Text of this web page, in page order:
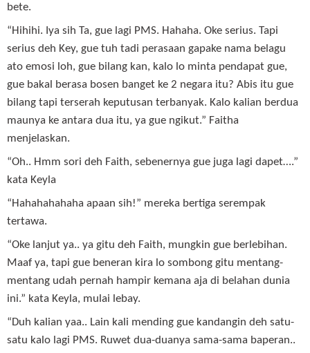
bete.
“Hihihi. Iya sih Ta, gue lagi PMS. Hahaha. Oke serius. Tapi
serius deh Key, gue tuh tadi perasaan gapake nama belagu
ato emosi loh, gue bilang kan, kalo lo minta pendapat gue,
gue bakal berasa bosen banget ke 2 negara itu? Abis itu gue
bilang tapi terserah keputusan terbanyak. Kalo kalian berdua
maunya ke antara dua itu, ya gue ngikut.” Faitha
menjelaskan.
“Oh.. Hmm sori deh Faith, sebenernya gue juga lagi dapet….”
kata Keyla
“Hahahahahaha apaan sih!” mereka bertiga serempak
tertawa.
“Oke lanjut ya.. ya gitu deh Faith, mungkin gue berlebihan.
Maaf ya, tapi gue beneran kira lo sombong gitu mentang-
mentang udah pernah hampir kemana aja di belahan dunia
ini.” kata Keyla, mulai lebay.
“Duh kalian yaa.. Lain kali mending gue kandangin deh satu-
satu kalo lagi PMS. Ruwet dua-duanya sama-sama baperan..